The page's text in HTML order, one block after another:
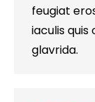
feugiat
iaculis
glavrida.